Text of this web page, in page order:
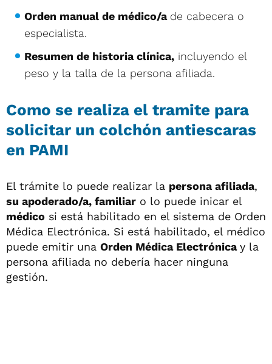
Orden manual de médico/a de cabecera o
especialista.
Resumen de historia clí­nica, incluyendo el
peso y la talla de la persona afiliada.
Como se realiza el tramite para
solicitar un colchón antiescaras
en PAMI
El trámite lo puede realizar la persona afiliada,
su apoderado/a, familiar o lo puede inicar el
médico si está habilitado en el sistema de Orden
Médica Electrónica. Si está habilitado, el médico
puede emitir una Orden Médica Electrónicay la
persona afiliada no debería hacer ninguna
gestión.